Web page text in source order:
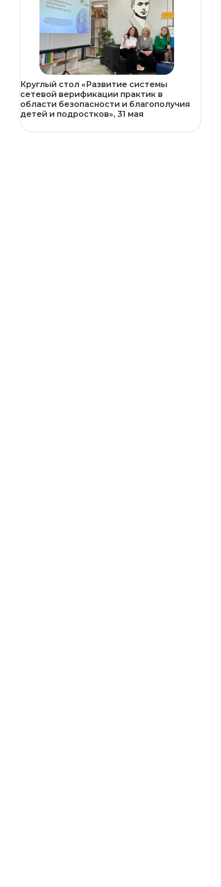
Круглый стол «Развитие системы
сетевой верификации практик в
области безопасности и благополучия
детей и подростков», 31 мая